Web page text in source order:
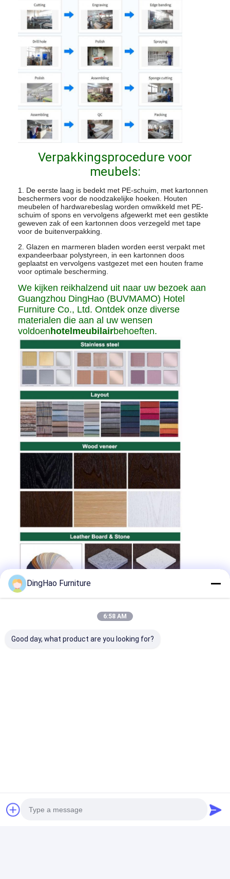
Verpakkingsprocedure voor
meubels:
1. De eerste laag is bedekt met PE-schuim, met kartonnen
beschermers voor de noodzakelijke hoeken. Houten
meubelen of hardwarebeslag worden omwikkeld met PE-
schuim of spons en vervolgens afgewerkt met een gestikte
geweven zak of een kartonnen doos verzegeld met tape
voor de buitenverpakking.
2. Glazen en marmeren bladen worden eerst verpakt met
expandeerbaar polystyreen, in een kartonnen doos
geplaatst en vervolgens vastgezet met een houten frame
voor optimale bescherming.
We kijken reikhalzend uit naar uw bezoek aan
Guangzhou DingHao (BUVMAMO) Hotel
Furniture Co., Ltd. Ontdek onze diverse
materialen die aan al uw wensen
voldoenhotelmeubilairbehoeften.
projectmeubeldiensten. Om uw behoeften
DingHao Furniture
6:58 AM
Good day, what product are you looking for?